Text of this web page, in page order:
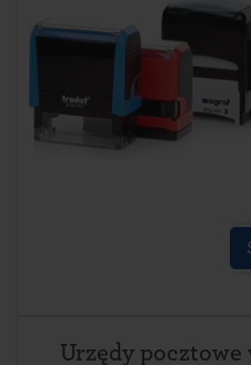
Urzędy